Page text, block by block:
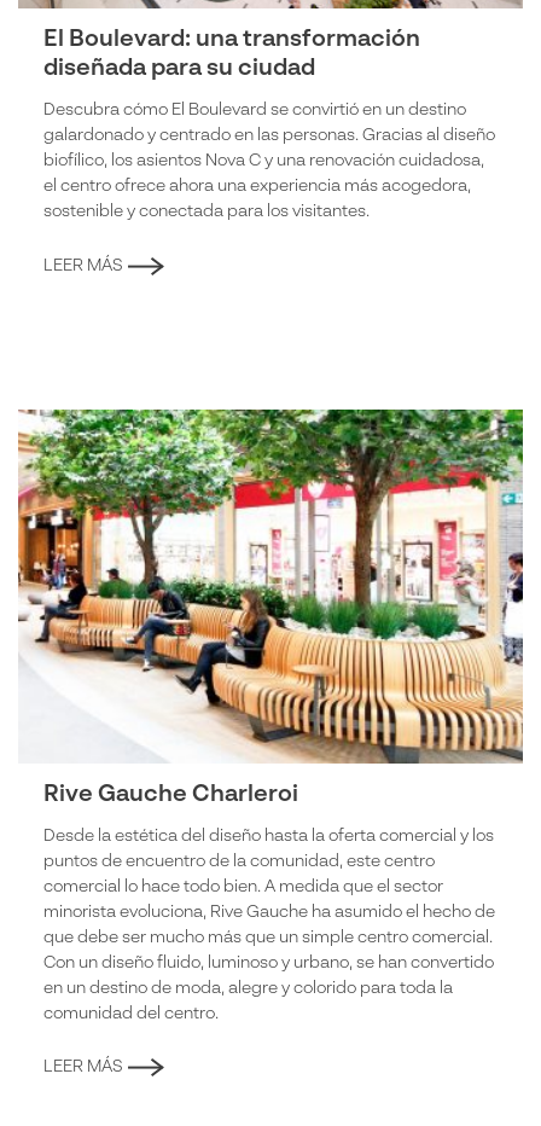
El Boulevard: una transformación
diseñada para su ciudad
Descubra cómo El Boulevard se convirtió en un destino
galardonado y centrado en las personas. Gracias al diseño
biofílico, los asientos Nova C y una renovación cuidadosa,
el centro ofrece ahora una experiencia más acogedora,
sostenible y conectada para los visitantes.
LEER MÁS
Rive Gauche Charleroi
Desde la estética del diseño hasta la oferta comercial y los
puntos de encuentro de la comunidad, este centro
comercial lo hace todo bien. A medida que el sector
minorista evoluciona, Rive Gauche ha asumido el hecho de
que debe ser mucho más que un simple centro comercial.
Con un diseño fluido, luminoso y urbano, se han convertido
en un destino de moda, alegre y colorido para toda la
comunidad del centro.
LEER MÁS